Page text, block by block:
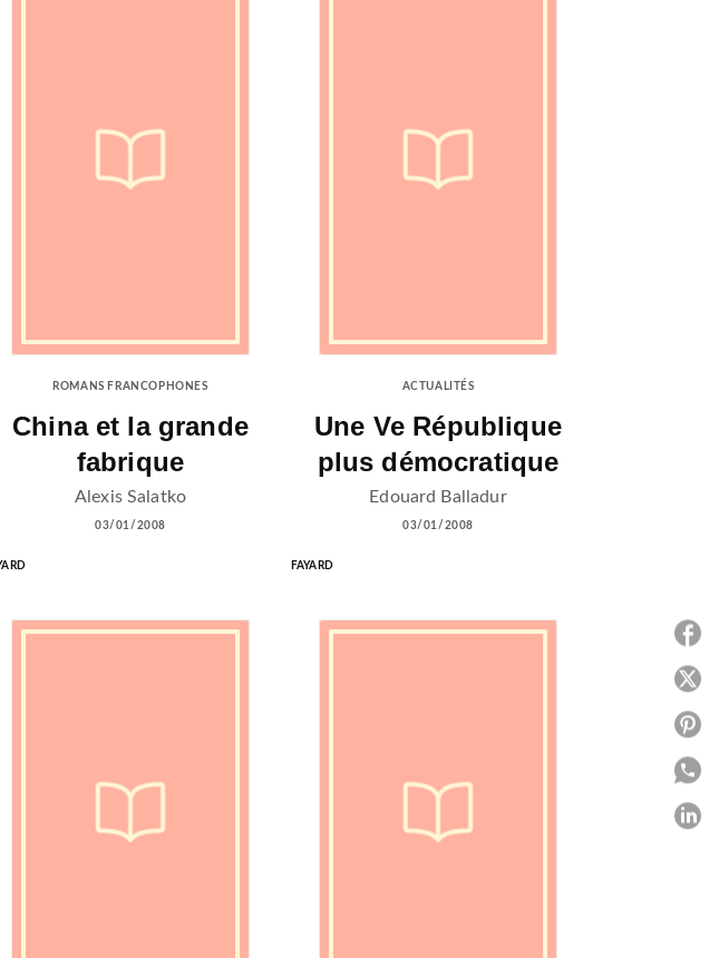
ROMANS FRANCOPHONES
China et la grande
fabrique
Alexis Salatko
03/01/2008
ACTUALITÉS
Une Ve République
plus démocratique
Edouard Balladur
03/01/2008
FAYARD